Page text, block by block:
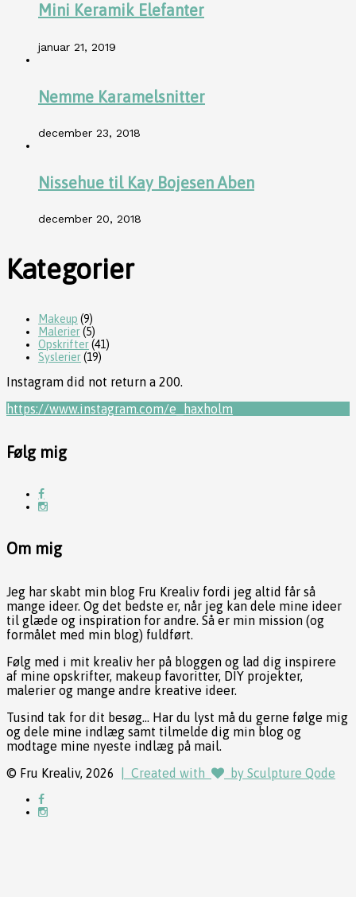
Mini Keramik Elefanter
januar 21, 2019
Nemme Karamelsnitter
december 23, 2018
Nissehue til Kay Bojesen Aben
december 20, 2018
Kategorier
Makeup (9)
Malerier(5)
Opskrifter(41)
Syslerier(19)
Instagram did not return a 200.
https://www.instagram.com/e_haxholm
Følg mig
Om mig
Jeg har skabt min blog Fru Krealiv fordi jeg altid får så
mange ideer. Og det bedste er, når jeg kan dele mine ideer
til glæde og inspiration for andre. Så er min mission (og
formålet med min blog) fuldført.
Følg med i mit krealiv her på bloggen og lad dig inspirere
af mine opskrifter, makeup favoritter, DIY projekter,
malerier og mange andre kreative ideer.
Tusind tak for dit besøg... Har du lyst må du gerne følge mig
og dele mine indlæg samt tilmelde dig min blog og
modtage mine nyeste indlæg på mail.
© Fru Krealiv, 2026
| Created with by Sculpture Qode